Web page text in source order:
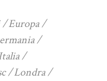
Europa
Londra